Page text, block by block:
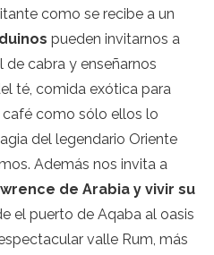
como se recibe a un
pueden invitarnos a
de cabra y enseñarnos
té, comida exótica para
como sólo ellos lo
del legendario Oriente
Además nos invita a
de Arabia y vivir su
el puerto de Aqaba al oasis
valle Rum, más